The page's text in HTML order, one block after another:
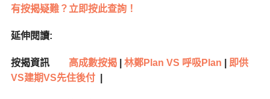
有按揭疑難？立即按此查詢！
延伸閱讀:
按揭資訊 高成數按揭| 林鄭Plan VS 呼吸Plan
即供
VS建期VS先住後付